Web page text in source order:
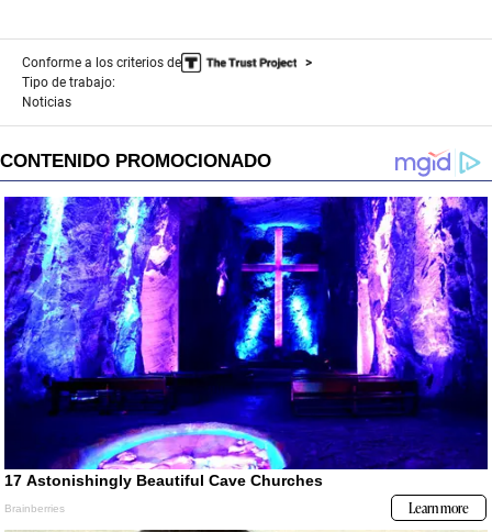
Conforme a los criterios de
Tipo de trabajo:
Noticias